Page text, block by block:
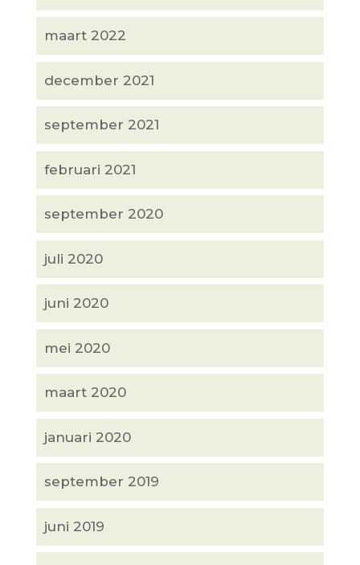
maart 2022
december 2021
september 2021
februari 2021
september 2020
juli 2020
juni 2020
mei 2020
maart 2020
januari 2020
september 2019
juni 2019